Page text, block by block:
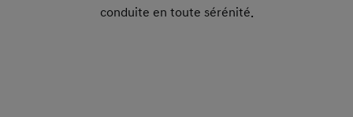
conduite en toute sérénité.